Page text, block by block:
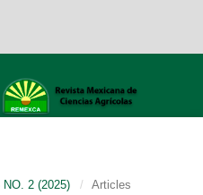
2 (2025) / Articles